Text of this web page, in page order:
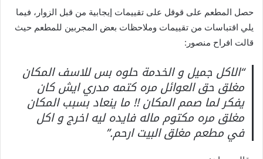
حصل المطعم على قوقل على تقييمات إيجابية من قبل الزوار، فيما
يلي اقتباسات من تقييمات وملاحظات بعض المجربين للمطعم حيث
قالت افراح منصور:
“الاكل جميل و الخدمة حلوه بس للاسف المكان
مغلق حق العوائل مره كتمه مدري ايش كان
يفكر لما صمم المكان !! ما ينعاد بسبب المكان
مغلق مره مكتوم ماله فايده ليه اخرج و اكل
في مطعم مغلق البيت ارحم.”